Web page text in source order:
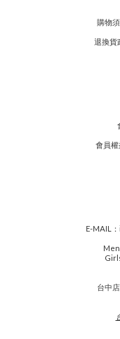
購物
退換貨
會員權
E-MAIL
台中店